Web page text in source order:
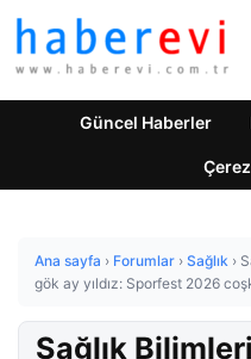
Güncel Haberler
Ana sayfa › Forumlar › Sağlık ›
gök ay yıldız: Sporfest 2026
Sağlık Bilimleri